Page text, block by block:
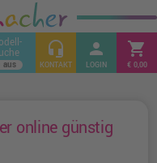
headset_mic
KONTAKT
person
LOGIN
shopping_cart
€ 0,00
online günstig